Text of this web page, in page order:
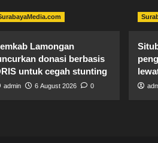
Lamongan
donasi berbasis
untuk cegah stunting
admin 6 August 2026 0